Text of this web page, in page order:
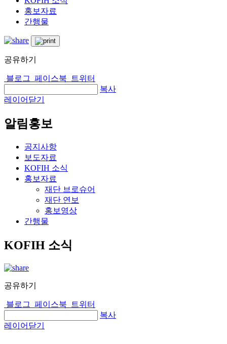
홍보자료
간행물
공유하기
블로그 페이스북
트위터
복사
레이어닫기
알림홍보
공지사항
보도자료
KOFIH 소식
홍보자료
재단 브로슈어
재단 연보
홍보영상
간행물
KOFIH 소식
공유하기
블로그 페이스북
트위터
복사
레이어닫기